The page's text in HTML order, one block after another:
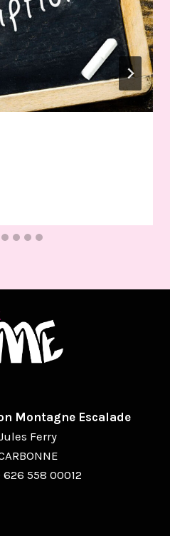
Montagne Escalade
Ferry
626 558 00012